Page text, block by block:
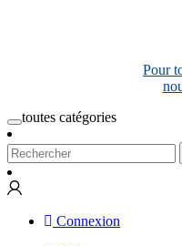
Pour
toutes catégories
Connexion